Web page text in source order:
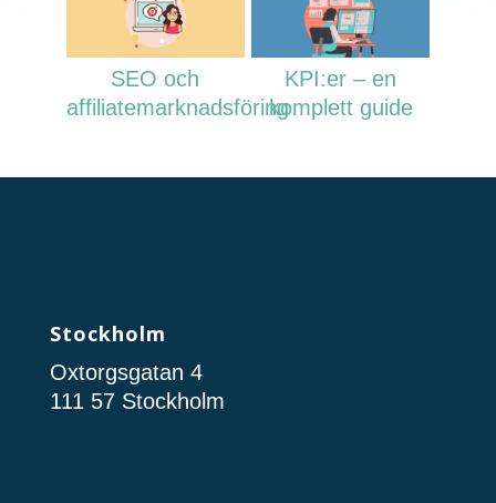
SEO och
affiliatemarknadsföring
KPI:er – en
komplett guide
Stockholm
Oxtorgsgatan 4
111 57 Stockholm